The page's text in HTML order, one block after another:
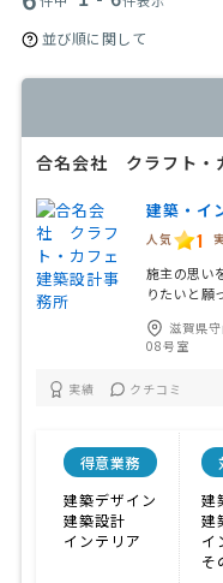
並び順に関して
合名会社 クラフト・
建築・イ
人気 1
施主の思い
りたいと願
滋賀県
08号室
実績 クチコミ
得意業務
建築デザイン
建築設計
インテリア
建
建
イ
そ